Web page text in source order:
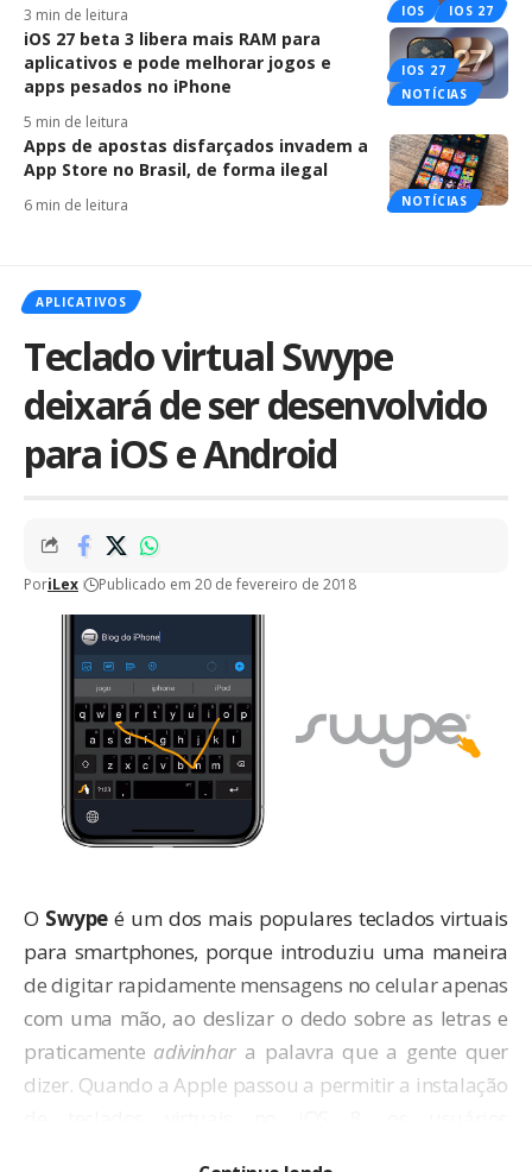
IOS IOS 27
3 min de leitura
IOS 27
NOTÍCIAS
iOS 27 beta 3 libera mais RAM para
aplicativos e pode melhorar jogos e
apps pesados no iPhone
5 min de leitura
NOTÍCIAS
Apps de apostas disfarçados invadem a
App Store no Brasil, de forma ilegal
6 min de leitura
APLICATIVOS
Teclado virtual Swype
deixará de ser desenvolvido
para iOS e Android
PoriLex Publicado em 20 de fevereiro de 2018
O Swype é um dos mais populares teclados virtuais
para smartphones, porque introduziu uma maneira
de digitar rapidamente mensagens no celular apenas
com uma mão, ao deslizar o dedo sobre as letras e
praticamente adivinhara palavra que a gente quer
dizer. Quando a Apple passou a permitir a instalação